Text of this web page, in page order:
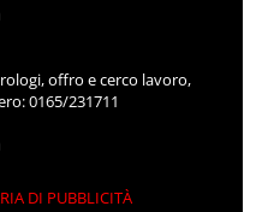
offro e cerco lavoro,
0165/231711
DI PUBBLICITÀ